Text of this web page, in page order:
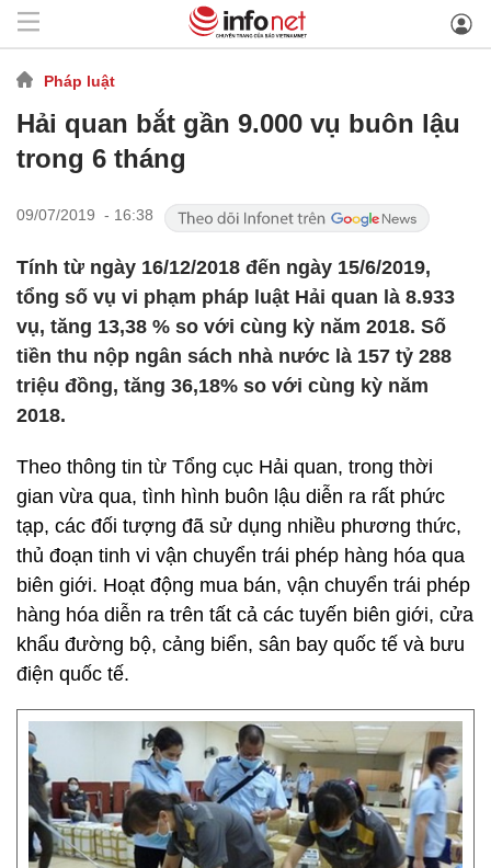
Pháp luật
Hải quan bắt gần 9.000 vụ buôn lậu
trong 6 tháng
09/07/2019 - 16:38
Tính từ ngày 16/12/2018 đến ngày 15/6/2019,
tổng số vụ vi phạm pháp luật Hải quan là 8.933
vụ, tăng 13,38 % so với cùng kỳ năm 2018. Số
tiền thu nộp ngân sách nhà nước là 157 tỷ 288
triệu đồng, tăng 36,18% so với cùng kỳ năm
2018.
Theo thông tin từ Tổng cục Hải quan, trong thời
gian vừa qua, tình hình buôn lậu diễn ra rất phức
tạp, các đối tượng đã sử dụng nhiều phương thức,
thủ đoạn tinh vi vận chuyển trái phép hàng hóa qua
biên giới. Hoạt động mua bán, vận chuyển trái phép
hàng hóa diễn ra trên tất cả các tuyến biên giới, cửa
khẩu đường bộ, cảng biển, sân bay quốc tế và bưu
điện quốc tế.